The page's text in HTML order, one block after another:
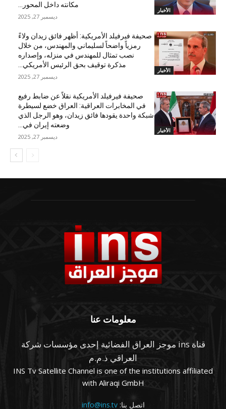
الأخبار
مكانته داخل المحور...
ديسمبر 27, 2025
الأخبار
صحيفة فيرفيلد الأمريكية: أظهر فائق زيدان ولاءً
رمزياً واضحاً لسليماني والمهندس، من خلال
نصب تمثال للمهندس في منزله، وإصداره
مذكرة توقيف بحق الرئيس الأمريكي...
ديسمبر 27, 2025
الأخبار
صحيفة فيرفيلد الأمريكية نقلاً عن ضابط رفيع
في المخابرات العراقية: العراق خضع لسيطرة
شبكة واحدة يقودها فائق زيدان، وهو الرجل الذي
وضعته إيران في...
ديسمبر 27, 2025
معلومات عنا
قناة ins موجز العراق الفضائية إحدى مؤسسات شركة
العراقي ذ.م.م
INS Tv Satellite Channel is one of the institutions affiliated
with Aliraqi GmbH
اتصل بنا:info@ins.tv